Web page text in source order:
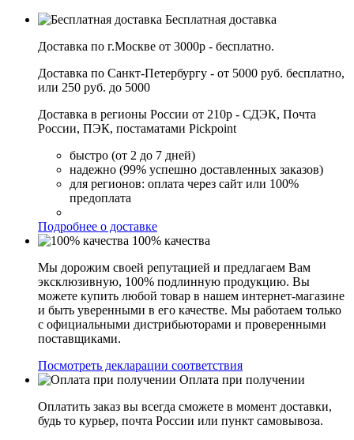
Бесплатная доставка
Доставка по г.Москве от 3000р - бесплатно.
Доставка по Санкт-Петербургу - от 5000 руб. бесплатно,
или 250 руб. до 5000
Доставка в регионы России от 210р - СДЭК, Почта
России, ПЭК, постаматами Pickpoint
быстро (от 2 до 7 дней)
надежно (99% успешно доставленных заказов)
для регионов: оплата через сайт или 100%
предоплата
Подробнее о доставке
100% качества
Мы дорожим своей репутацией и предлагаем Вам
эксклюзивную, 100% подлинную продукцию. Вы
можете купить любой товар в нашем интернет-магазине
и быть уверенными в его качестве. Мы работаем только
с официальными дистрибьюторами и проверенными
поставщиками.
Посмотреть декларации соответствия
Оплата при получении
Оплатить заказ вы всегда сможете в момент доставки,
будь то курьер, почта России или пункт самовывоза.